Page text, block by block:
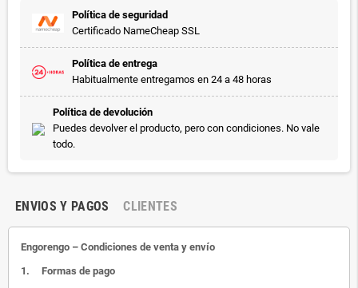
Política de seguridad
Certificado NameCheap SSL
Política de entrega
Habitualmente entregamos en 24 a 48 horas
Política de devolución
Puedes devolver el producto, pero con condiciones. No vale
todo.
ENVIOS Y PAGOS CLIENTES
Engorengo – Condiciones de venta y envío
1. Formas de pago